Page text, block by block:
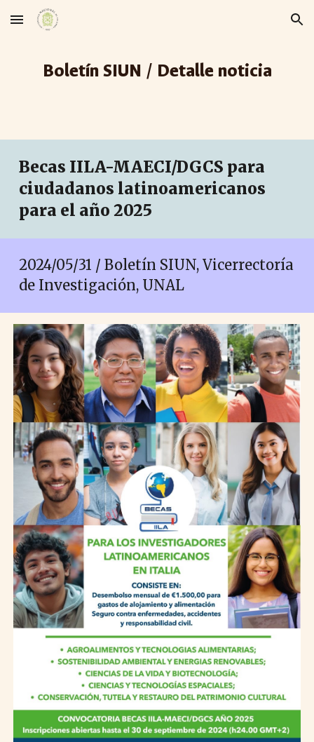
Skip to main content Skip to navigation
Boletín SIUN / Detalle noticia
Becas IILA-MAECI/DGCS para
ciudadanos latinoamericanos
para el año 2025
2024/05/31 / Boletín SIUN, Vicerrectoría
de Investigación, UNAL